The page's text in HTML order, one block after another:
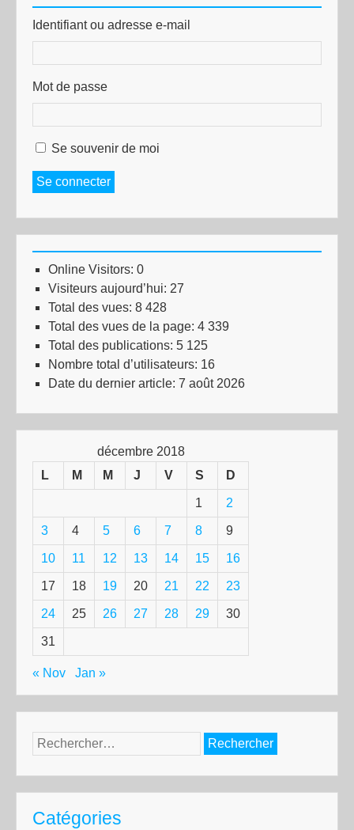
Identifiant ou adresse e-mail
Mot de passe
Se souvenir de moi
Se connecter
Online Visitors: 0
Visiteurs aujourd’hui: 27
Total des vues: 8 428
Total des vues de la page: 4 339
Total des publications: 5 125
Nombre total d’utilisateurs: 16
Date du dernier article: 7 août 2026
décembre 2018
L
M M J V S D
1 2
3 4 5 6 7 8 9
10 11 12 13 14 15 16
17 18 19 20 21 22 23
24 25 26 27 28 29 30
31
« Nov Jan »
Rechercher :
Catégories